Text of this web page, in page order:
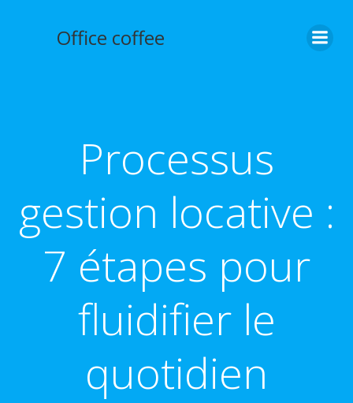
Office coffee
Processus
gestion locative :
7 étapes pour
fluidifier le
quotidien